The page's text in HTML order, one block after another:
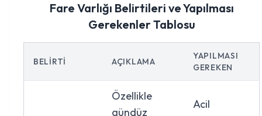
Fare Varlığı Belirtileri ve Yapılması
Gerekenler Tablosu
BELIRTI AÇIKLAMA
YAPILMASI
GEREKEN
Özellikle
gündüz
Acil